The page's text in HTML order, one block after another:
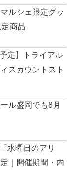
ルシェ限定グッ
商品
定】トライアル
スカウントスト
ル盛岡でも8月
水曜日のアリ
｜開催期間・内